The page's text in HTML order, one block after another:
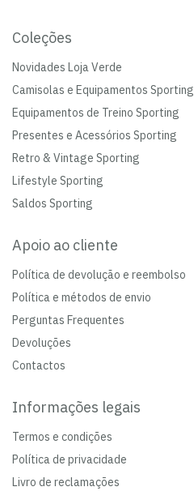
Coleções
Novidades Loja Verde
Camisolas e Equipamentos Sporting
Equipamentos de Treino Sporting
Presentes e Acessórios Sporting
Retro & Vintage Sporting
Lifestyle Sporting
Saldos Sporting
Apoio ao cliente
Política de devolução e reembolso
Política e métodos de envio
Perguntas Frequentes
Devoluções
Contactos
Informações legais
Termos e condições
Política de privacidade
Livro de reclamações